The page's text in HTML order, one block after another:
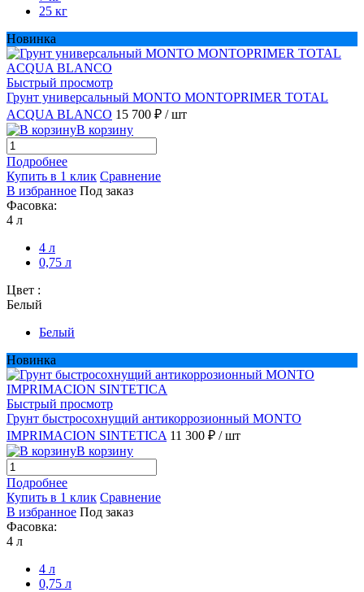
25 кг
Новинка
Быстрый просмотр
Грунт универсальный MONTO MONTOPRIMER TOTAL
ACQUA BLANCO 15 700 ₽ / шт
В корзину
Подробнее
Купить в 1 клик Сравнение
В избранное Под заказ
Фасовка:
4 л
4 л
0,75 л
Цвет :
Белый
Белый
Новинка
Быстрый просмотр
Грунт быстросохнущий антикоррозионный MONTO
IMPRIMACION SINTETICA 11 300 ₽ / шт
В корзину
Подробнее
Купить в 1 клик Сравнение
В избранное Под заказ
Фасовка:
4 л
4 л
0,75 л